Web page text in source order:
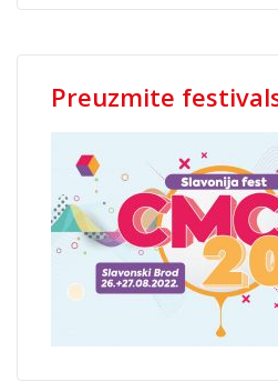
Preuzmite